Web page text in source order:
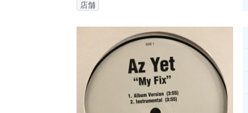
店舗